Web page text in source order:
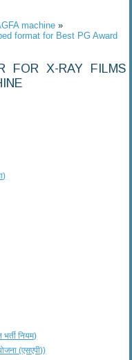
machine »
format for Best PG Award
FOR X-RAY FILMS
नियम)
(एसएपी))